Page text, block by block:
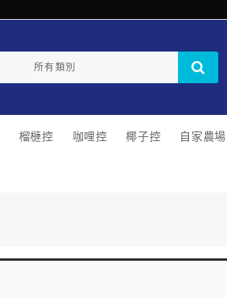
榴槤控 咖哩控 椰子控 自家農場